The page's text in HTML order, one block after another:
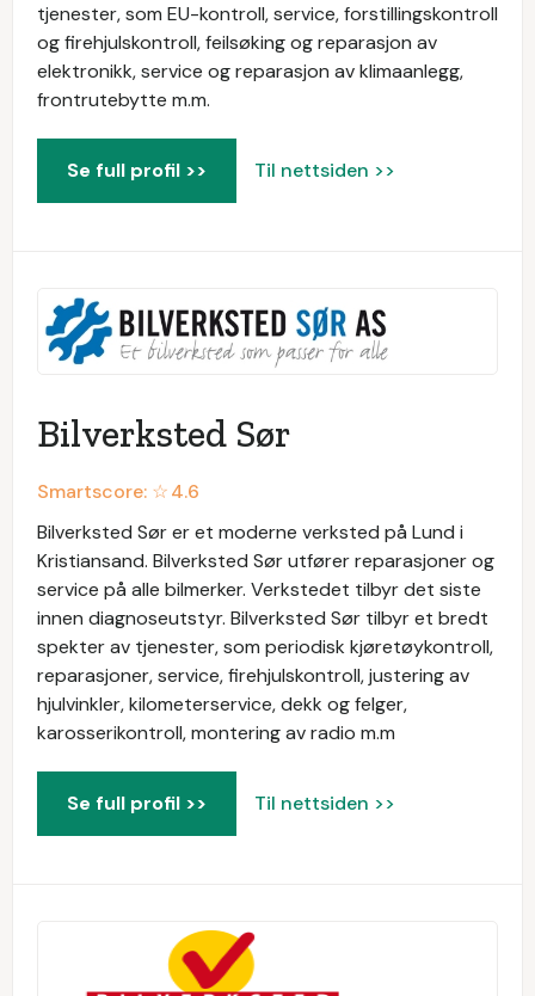
tjenester, som EU-kontroll, service, forstillingskontroll
og firehjulskontroll, feilsøking og reparasjon av
elektronikk, service og reparasjon av klimaanlegg,
frontrutebytte m.m.
Se full profil >> Til nettsiden >>
Bilverksted Sør
Smartscore: ☆4.6
Bilverksted Sør er et moderne verksted på Lund i
Kristiansand. Bilverksted Sør utfører reparasjoner og
service på alle bilmerker. Verkstedet tilbyr det siste
innen diagnoseutstyr. Bilverksted Sør tilbyr et bredt
spekter av tjenester, som periodisk kjøretøykontroll,
reparasjoner, service, firehjulskontroll, justering av
hjulvinkler, kilometerservice, dekk og felger,
karosserikontroll, montering av radio m.m
Se full profil >> Til nettsiden >>